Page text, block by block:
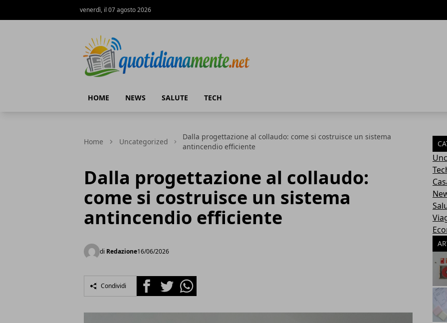
venerdì, il 07 agosto 2026
HOME NEWS SALUTE TECH
Home Uncategorized
Dalla progettazione al collaudo: come si costruisce un sistema
antincendio efficiente
Dalla progettazione al collaudo:
come si costruisce un sistema
antincendio efficiente
di Redazione16/06/2026
Condividi FacebookTwitterWhatsapp